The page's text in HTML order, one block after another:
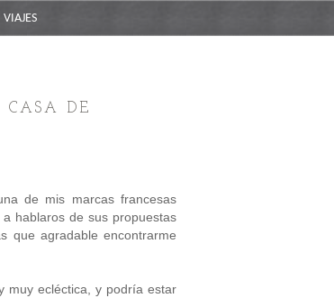
VIAJES
CASA DE
de mis marcas francesas
hablaros de sus propuestas
que agradable encontrarme
muy ecléctica, y podría estar